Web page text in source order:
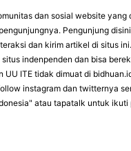
dan sosial website yang
Pengunjung
dan kirim artikel di situs
indenpenden dan bisa
UU ITE tidak dimuat di
instagram dan twitternya
atau tapatalk untuk ikuti